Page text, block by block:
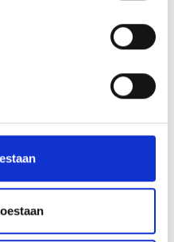
VOOR U?